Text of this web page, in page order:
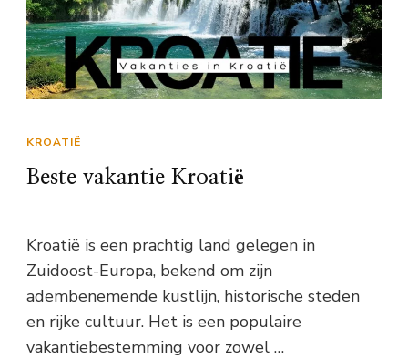
KROATIË
Beste vakantie Kroatië
Kroatië is een prachtig land gelegen in
Zuidoost-Europa, bekend om zijn
adembenemende kustlijn, historische steden
en rijke cultuur. Het is een populaire
vakantiebestemming voor zowel …